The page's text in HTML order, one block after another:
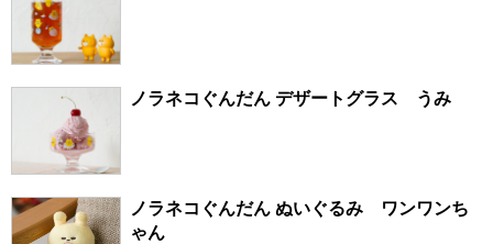
ノラネコぐんだん デザートグラス うみ
ノラネコぐんだん ぬいぐるみ ワンワンち
ゃん